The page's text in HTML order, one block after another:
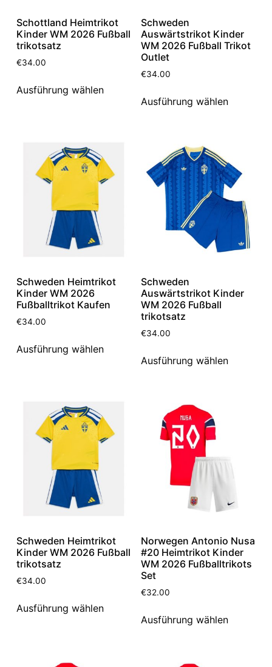
Schottland Heimtrikot
Kinder WM 2026 Fußball
trikotsatz
€34.00
Ausführung wählen
Schweden
Auswärtstrikot Kinder
WM 2026 Fußball Trikot
Outlet
€34.00
Ausführung wählen
Schweden Heimtrikot
Kinder WM 2026
Fußballtrikot Kaufen
€34.00
Ausführung wählen
Schweden
Auswärtstrikot Kinder
WM 2026 Fußball
trikotsatz
€34.00
Ausführung wählen
Schweden Heimtrikot
Kinder WM 2026 Fußball
trikotsatz
€34.00
Ausführung wählen
Norwegen Antonio Nusa
#20 Heimtrikot Kinder
WM 2026 Fußballtrikots
Set
€32.00
Ausführung wählen